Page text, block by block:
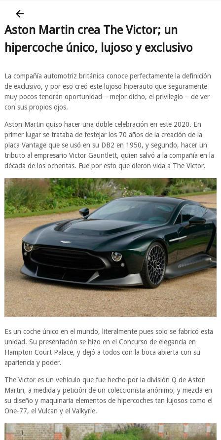
Aston Martin crea The Victor; un
hipercoche único, lujoso y exclusivo
La compañía automotriz británica conoce perfectamente la definición
de exclusivo, y por eso creó este lujoso hiperauto que seguramente
muy pocos tendrán oportunidad – mejor dicho, el privilegio – de ver
con sus propios ojos.
Aston Martin quiso hacer una doble celebración en este 2020. En
primer lugar se trataba de festejar los 70 años de la creación de la
placa Vantage que se usó en su DB2 en 1950, y segundo, hacer un
tributo al empresario Victor Gauntlett, quien salvó a la compañía en la
década de los ochentas. Fue por esto que dieron vida a The Victor.
Es un coche único en el mundo, literalmente pues solo se fabricó esta
unidad. Su presentación se hizo en el Concurso de elegancia en
Hampton Court Palace, y dejó a todos con la boca abierta con su
apariencia y poder.
The Victor es un vehículo que fue hecho por la división Q de Aston
Martin, a medida y petición de un coleccionista anónimo, y mezcla en
su diseño y maquinaria elementos de hipercoches tan lujosos como el
One-77, el Vulcan y el Valkyrie.